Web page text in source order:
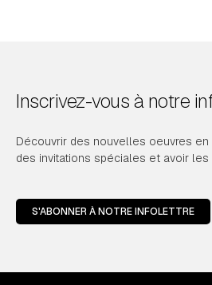
Inscrivez-vous à notre
Découvrir des nouvelles oeuvres
des invitations spéciales et avoir
S'ABONNER À NOTRE INFOLETTRE